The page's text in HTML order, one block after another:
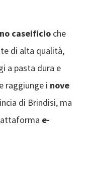
caseificio che
di alta qualità,
a pasta dura e
raggiunge i nove
di Brindisi, ma
e-